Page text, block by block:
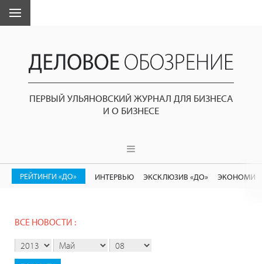
ПЕРВЫЙ УЛЬЯНОВСКИЙ ЖУРНАЛ ДЛЯ БИЗНЕСА
И О БИЗНЕСЕ
РЕЙТИНГИ «ДО» ИНТЕРВЬЮ ЭКСКЛЮЗИВ «ДО»
ВСЕ НОВОСТИ :